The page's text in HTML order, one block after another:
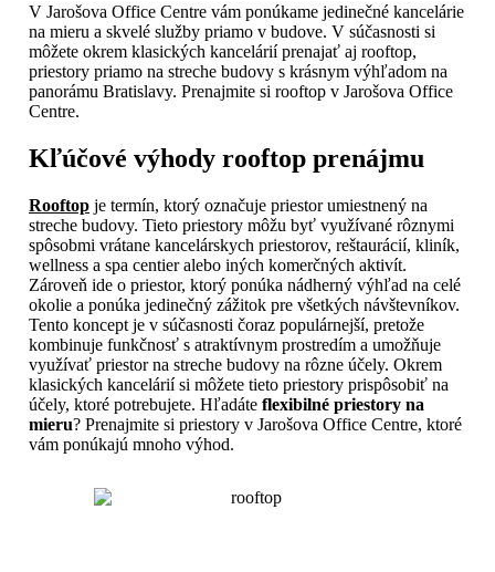
V Jarošova Office Centre vám ponúkame jedinečné kancelárie
na mieru a skvelé služby priamo v budove. V súčasnosti si
môžete okrem klasických kancelárií prenajať aj rooftop,
priestory priamo na streche budovy s krásnym výhľadom na
panorámu Bratislavy. Prenajmite si rooftop v Jarošova Office
Centre.
Kľúčové výhody rooftop prenájmu
Rooftop je termín, ktorý označuje priestor umiestnený na
streche budovy. Tieto priestory môžu byť využívané rôznymi
spôsobmi vrátane kancelárskych priestorov, reštaurácií, kliník,
wellness a spa centier alebo iných komerčných aktivít.
Zároveň ide o priestor, ktorý ponúka nádherný výhľad na celé
okolie a ponúka jedinečný zážitok pre všetkých návštevníkov.
Tento koncept je v súčasnosti čoraz populárnejší, pretože
kombinuje funkčnosť s atraktívnym prostredím a umožňuje
využívať priestor na streche budovy na rôzne účely. Okrem
klasických kancelárií si môžete tieto priestory prispôsobiť na
účely, ktoré potrebujete. Hľadáte flexibilné priestory na
mieru? Prenajmite si priestory v Jarošova Office Centre, ktoré
vám ponúkajú mnoho výhod.